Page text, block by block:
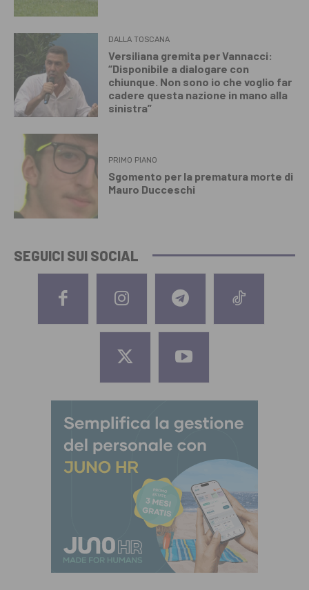
DALLA TOSCANA
Versiliana gremita per Vannacci:
“Disponibile a dialogare con
chiunque. Non sono io che voglio far
cadere questa nazione in mano alla
sinistra”
PRIMO PIANO
Sgomento per la prematura morte di
Mauro Ducceschi
SEGUICI SUI SOCIAL